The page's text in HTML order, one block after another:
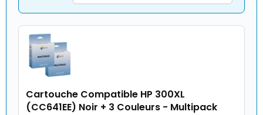
Cartouche Compatible HP 300XL
(CC641EE) Noir + 3 Couleurs - Multipack